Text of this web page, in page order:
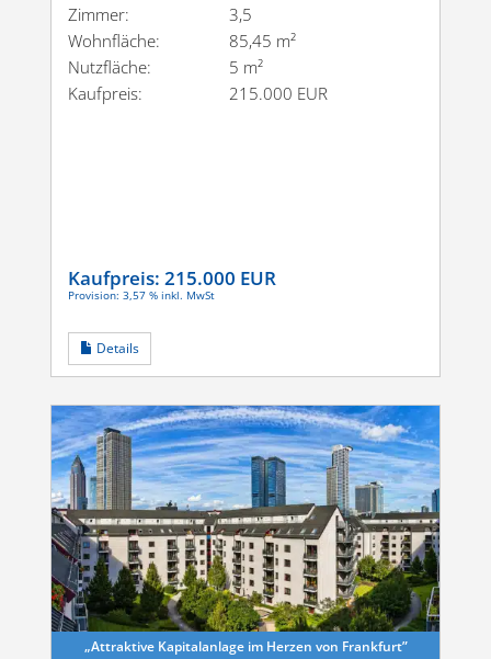
Zimmer:
3,5
Wohnfläche:
85,45 m²
Nutzfläche:
5 m²
Kaufpreis:
215.000 EUR
Kaufpreis: 215.000 EUR
Provision: 3,57 % inkl. MwSt
Details
„Attraktive Kapital­anlage im Herzen von Frankfurt”